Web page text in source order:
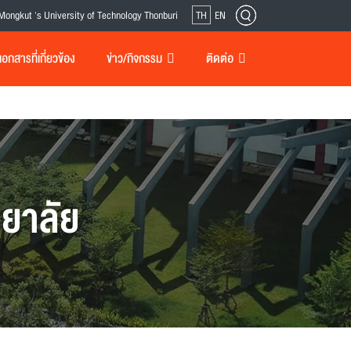
's University of Technology Thonburi TH EN
กสารที่เกี่ยวข้อง ข่าว/กิจกรรม ติดต่อ
าลัย